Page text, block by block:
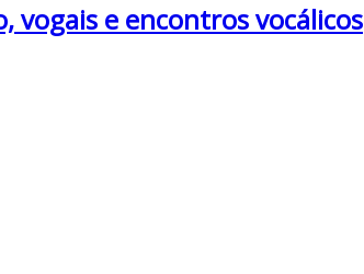
vogais e encontros vocálicos